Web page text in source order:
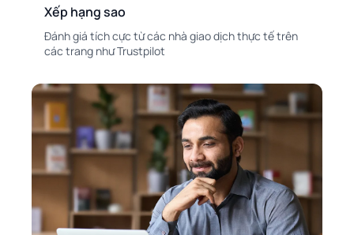
Xếp hạng sao
Đánh giá tích cực từ các nhà giao dịch thực tế trên
các trang như Trustpilot